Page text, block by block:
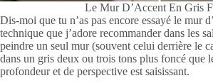
Le Mur D’Accent En Gris
Dis-moi que tu n’as pas encore essayé le mur
technique que j’adore recommander dans les
peindre un seul mur (souvent celui derrière le
dans un gris deux ou trois tons plus foncé que
profondeur et de perspective est saisissant.